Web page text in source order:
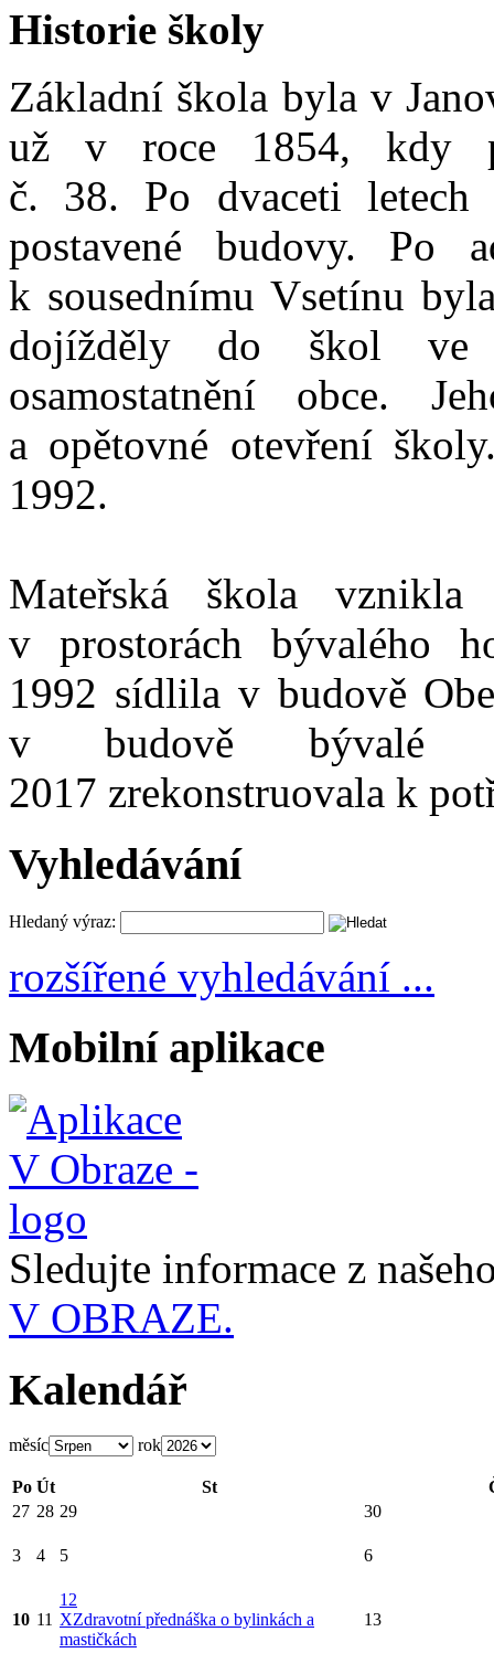
Historie školy
Základní škola byla v
už v roce 1854, kdy
č. 38. Po dvaceti letech
postavené budovy. Po
k sousednímu Vsetínu
dojížděly do škol ve
osamostatnění obce.
a opětovné otevření
1992.
Mateřská škola
v prostorách bývalého
1992 sídlila v budově
v budově bývalé
2017 zrekonstruovala k
Vyhledávání
Hledaný výraz:
rozšířené vyhledávání ...
Mobilní aplikace
Sledujte informace z
V OBRAZE.
Kalendář
měsíc rok
Po Út St
27 28 29 30
3 4 5 6
10 11
12
XZdravotní přednáška o bylinkách a
mastičkách
13